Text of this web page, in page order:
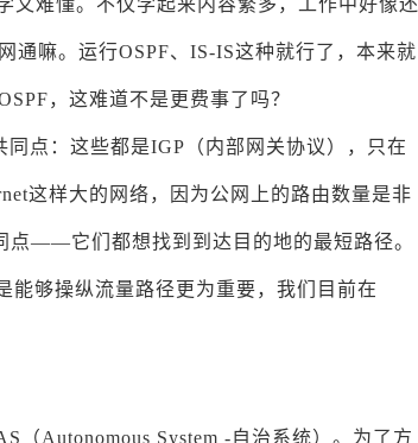
又难懂。不仅学起来内容繁多，工作中好像还
通嘛。运行OSPF、IS-IS这种就行了，本来就
，这难道不是更费事了吗？
点：这些都是IGP（内部网关协议），只在
这样大的网络，因为公网上的路由数量是非
点——它们都想找到到达目的地的最短路径。
能够操纵流量路径更为重要，我们目前在
（Autonomous System -自治系统）。为了方